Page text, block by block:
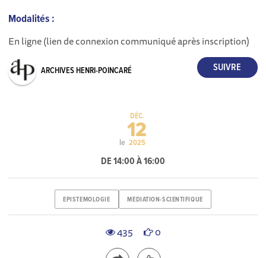
Modalités :
En ligne (lien de connexion communiqué après inscription)
ARCHIVES HENRI-POINCARÉ
le
DÉC.
12
2025
DE 14:00 À 16:00
EPISTEMOLOGIE MEDIATION-SCIENTIFIQUE
435 0